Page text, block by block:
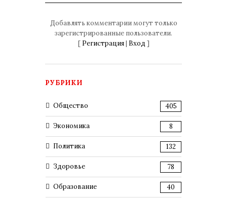
Добавлять комментарии могут только
зарегистрированные пользователи.
[ Регистрация| Вход ]
РУБРИКИ
Общество 405
Экономика 8
Политика 132
Здоровье 78
Образование 40